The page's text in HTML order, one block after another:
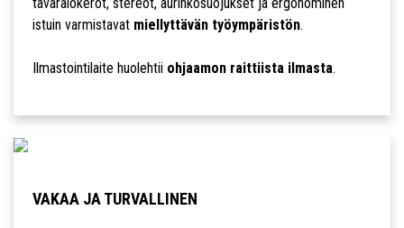
tavaralokerot, stereot, aurinkosuojukset ja ergonominen
istuin varmistavat miellyttävän työympäristön.
Ilmastointilaite huolehtii ohjaamon raittiista ilmasta.
VAKAA JA TURVALLINEN